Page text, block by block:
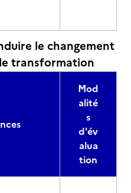
le changement
transformation
Mod
alité
s
d'év
alua
tion